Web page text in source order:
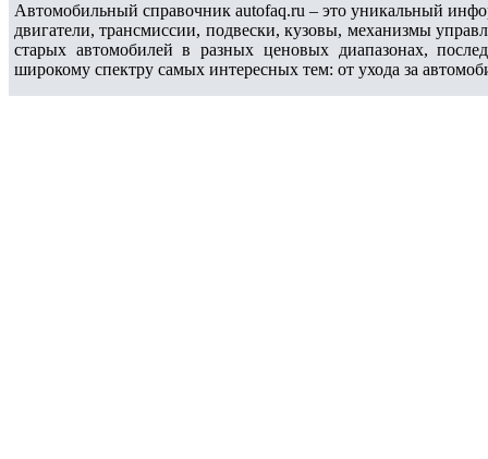
Автомобильный справочник autofaq.ru – это уникальный
двигатели, трансмиссии, подвески, кузовы, механизмы
старых автомобилей в разных ценовых диапазонах,
широкому спектру самых интересных тем: от ухода за